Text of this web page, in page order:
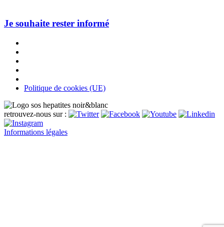
Je souhaite rester informé
Politique de cookies (UE)
retrouvez-nous sur :
Informations légales